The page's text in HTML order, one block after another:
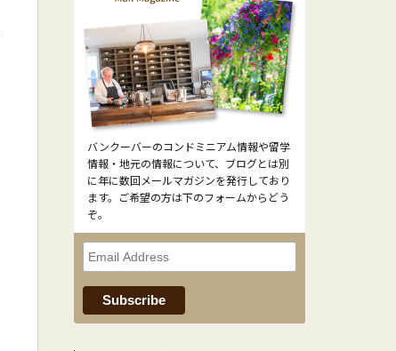
バンクーバーのコンドミニアム情報や留学
情報・地元の情報について、ブログとは別
に年に数回メールマガジンを発行しており
ます。ご希望の方は下のフォームからどう
ぞ。